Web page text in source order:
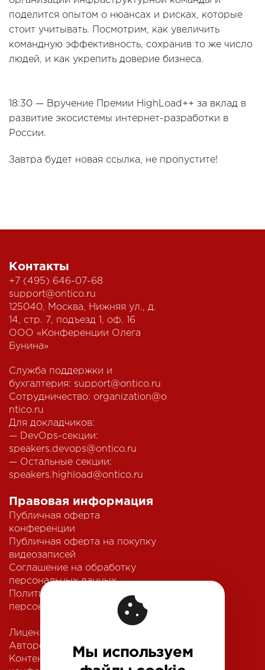
поделится опытом о нюансах и рисках, которые
стоит учитывать. Посмотрим, как увеличить
командную эффективность, сохранив то же число
людей, и как укрепить доверие бизнеса.
18:30 — Вручение Премии HighLoad++ за вклад в
развитие экосистемы интернет-разработки в
России.
Завтра будет новая ссылка, не пропустите!
Контакты
+7 (495) 646-07-68
support@ontico.ru
125040, Москва, Нижняя ул., д.
14, стр. 7, подъезд 1, оф. 16
ООО «Конференции Олега
Бунина»
Служба поддержки и
бухгалтерия: support@ontico.ru
Сотрудничество: organization@o
ntico.ru
Для докладчиков:
— DevOps-секции:
speakers.devops@ontico.ru
— Остальные секции:
speakers.highload@ontico.ru
Правовая информация
Публичная оферта
конференции
Публичная оферта на покупку
видеозаписей
Соглашение на обработку
персональных данных
Политика обработки
персональных данных
Лицензионный договор с
Автором
Контентная политикаМы используем